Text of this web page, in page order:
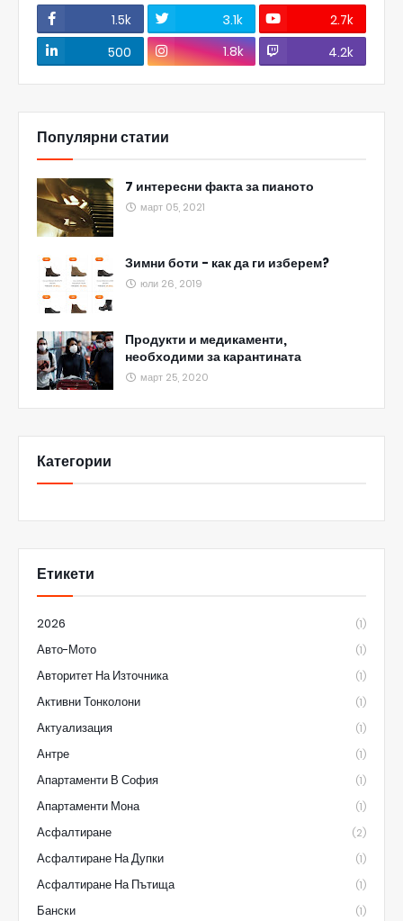
1.5k 3.1k
2.7k
500
1.8k 4.2k
Популярни статии
7 интересни факта за пианото
март 05, 2021
Зимни боти - как да ги изберем?
юли 26, 2019
Продукти и медикаменти,
необходими за карантината
март 25, 2020
Категории
Етикети
2026 (1)
Авто-Мото (1)
Авторитет На Източника (1)
Активни Тонколони (1)
Актуализация (1)
Антре (1)
Апартаменти В София (1)
Апартаменти Мона (1)
Асфалтиране (2)
Асфалтиране На Дупки (1)
Асфалтиране На Пътища (1)
Бански (1)